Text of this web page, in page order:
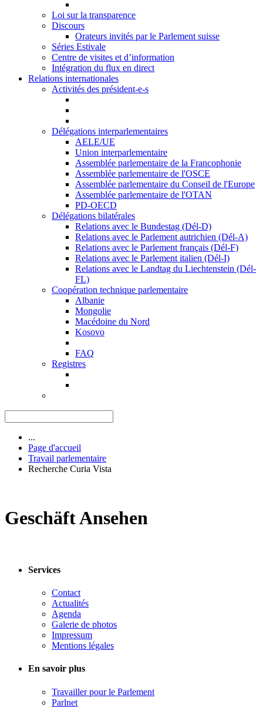
Loi sur la transparence
Discours
Orateurs invités par le Parlement suisse
Séries Estivale
Centre de visites et d’information
Intégration du flux en direct
Relations internationales
Activités des président-e-s
Délégations interparlementaires
AELE/UE
Union interparlementaire
Assemblée parlementaire de la Francophonie
Assemblée parlementaire de l'OSCE
Assemblée parlementaire du Conseil de l'Europe
Assemblée parlementaire de l'OTAN
PD-OECD
Délégations bilatérales
Relations avec le Bundestag (Dél-D)
Relations avec le Parlement autrichien (Dél-A)
Relations avec le Parlement français (Dél-F)
Relations avec le Parlement italien (Dél-I)
Relations avec le Landtag du Liechtenstein (Dél-
FL)
Coopération technique parlementaire
Albanie
Mongolie
Macédoine du Nord
Kosovo
FAQ
Registres
...
Page d'accueil
Travail parlementaire
Recherche Curia Vista
Geschäft Ansehen
Services
Contact
Actualités
Agenda
Galerie de photos
Impressum
Mentions légales
En savoir plus
Travailler pour le Parlement
Parlnet